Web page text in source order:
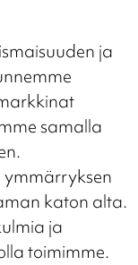
ja
samalla
katon alta.
ja
toimimme.